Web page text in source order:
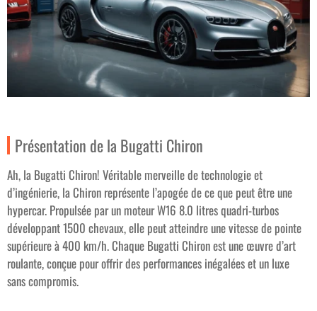
Présentation de la Bugatti Chiron
Ah, la Bugatti Chiron! Véritable merveille de technologie et
d’ingénierie, la Chiron représente l’apogée de ce que peut être une
hypercar. Propulsée par un moteur W16 8.0 litres quadri-turbos
développant 1500 chevaux, elle peut atteindre une vitesse de pointe
supérieure à 400 km/h. Chaque Bugatti Chiron est une œuvre d’art
roulante, conçue pour offrir des performances inégalées et un luxe
sans compromis.